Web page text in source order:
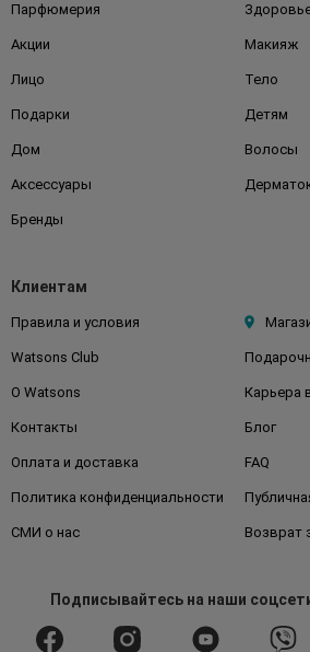
Парфюмерия
Акции Макияж
Лицо Тело
Подарки Детям
Дом Волосы
Аксессуары
Бренды
Клиентам
Правила и условия
Watsons Club
О Watsons Карьера
Контакты Блог
Оплата и доставка FAQ
Политика конфиденциальности
СМИ о нас Возврат
Подписывайтесьна наши